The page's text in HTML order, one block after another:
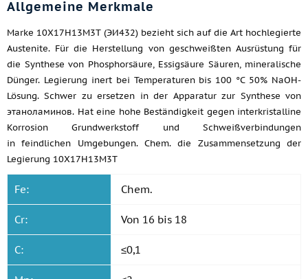
Allgemeine Merkmale
Marke 10Х17Н13М3Т (ЭИ432) bezieht sich auf die Art hochlegierte
Austenite. Für die Herstellung von geschweißten Ausrüstung für
die Synthese von Phosphorsäure, Essigsäure Säuren, mineralische
Dünger. Legierung inert bei Temperaturen bis 100 °C 50% NaOH-
Lösung. Schwer zu ersetzen in der Apparatur zur Synthese von
этаноламинов. Hat eine hohe Beständigkeit gegen interkristalline
Korrosion Grundwerkstoff und Schweißverbindungen
in feindlichen Umgebungen. Chem. die Zusammensetzung der
Legierung 10Х17Н13М3Т
Fe: Chem.
Cr: Von 16 bis 18
C: ≤0,1